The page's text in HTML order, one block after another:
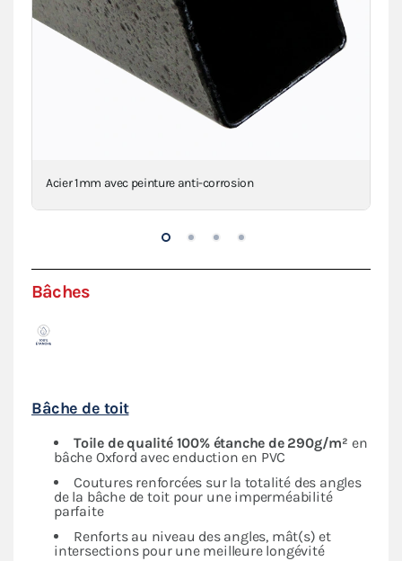
Acier 1mm avec peinture anti-corrosion
Bâches
Bâche de toit
Toile de qualité 100% étanche de 290g/m² en
bâche Oxford avec enduction en PVC
Coutures renforcées sur la totalité des angles
de la bâche de toit pour une imperméabilité
parfaite
Renforts au niveau des angles, mât(s) et
intersections pour une meilleure longévité